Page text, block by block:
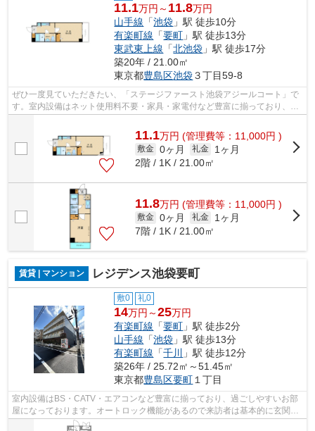
11.1万円～ 11.8万円
山手線 「池袋 」駅 徒歩10分
有楽町線 「要町 」駅 徒歩13分
東武東上線 「北池袋 」駅 徒歩17分
築20年 / 21.00㎡
東京都豊島区池袋３丁目59-8
ぜひ一度見ていただきたい、「ステージファースト池袋アジールコート」で
す。室内設備はネット使用料不要・家具・家電付など豊富に揃っており、過
11.1万円 (管理費等：11,000円 )
敷金 0ヶ月 礼金
1ヶ月
2階 / 1K / 21.00㎡
11.8万円 (管理費等：11,000円 )
敷金 0ヶ月 礼金
1ヶ月
7階 / 1K / 21.00㎡
賃貸 | マンション レジデンス池袋要町
敷0 礼0
14万円～25万円
有楽町線 「要町 」駅 徒歩2分
山手線 「池袋 」駅 徒歩13分
有楽町線 「千川
」駅 徒歩12分
築26年 / 25.72㎡～51.45㎡
東京都豊島区要町 １丁目
室内設備はBS・CATV・エアコンなど豊富に揃っており、過ごしやすいお部
屋になっております。オートロック機能があるので来訪者は基本的に玄関先
まで来ることがなく防犯対策につながり...